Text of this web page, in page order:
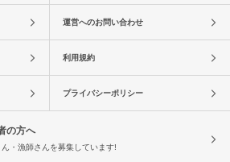
運営へのお問い合わせ
利用規約
プライバシーポリシー
の方へ
ん・漁師さんを募集しています!